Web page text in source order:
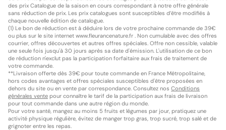
des prix Catalogue de la saison en cours correspondant à notre offre générale
sans réduction de prix. Les prix catalogues sont susceptibles d’être modifiés à
chaque nouvelle édition de catalogue.
(1) Le bon de réduction est à déduire lors de votre prochaine commande de 39€
ou plus sur le site internet www.fleurancenature.fr . Non cumulable avec des offres
courrier, offres découvertes et autres offres spéciales. Offre non cessible, valable
une seule fois jusqu'à 30 jours après sa date d'émission. L'utilisation de ce bon
de réduction n'exclut pas la participation forfaitaire aux frais de traitement de
votre commande.
**Livraison offerte dès 39€ pour toute commande en France Métropolitaine,
hors codes avantages et offres spéciales susceptibles d'être proposées en
dehors du site ou en vente par correspondance. Consultez nos Conditions
générales vente pour connaître le tarif de la participation aux frais de livraison
pour tout commande dans une autre région du monde.
Pour votre santé, mangez au moins 5 fruits et légumes par jour, pratiquez une
activité physique régulière, évitez de manger trop gras, trop sucré, trop salé et de
grignoter entre les repas.